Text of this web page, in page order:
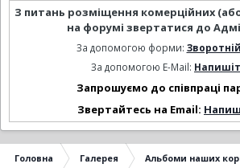
З питань розміщення комерційних
на форумі звертатися до
За допомогою форми:
За допомогою E-Mail:
Запрошуємо до співпраці
Звертайтесь на Email:
Головна Галерея Альбоми наших